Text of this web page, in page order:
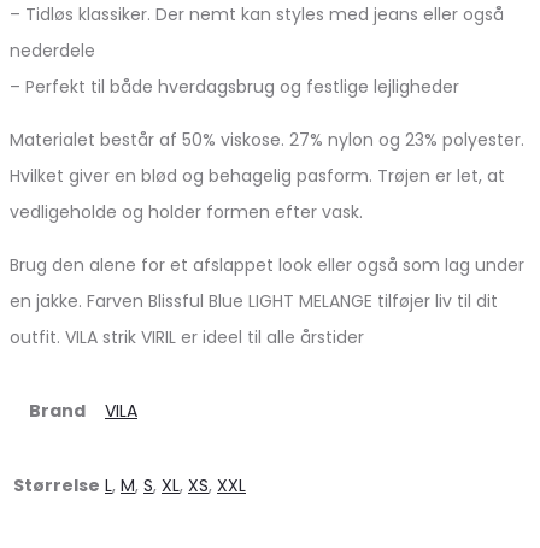
– Tidløs klassiker. Der nemt kan styles med jeans eller også
nederdele
– Perfekt til både hverdagsbrug og festlige lejligheder
Materialet består af 50% viskose. 27% nylon og 23% polyester.
Hvilket giver en blød og behagelig pasform. Trøjen er let, at
vedligeholde og holder formen efter vask.
Brug den alene for et afslappet look eller også som lag under
en jakke. Farven Blissful Blue LIGHT MELANGE tilføjer liv til dit
outfit. VILA strik VIRIL er ideel til alle årstider
Brand VILA
Størrelse L, M, S, XL, XS, XXL